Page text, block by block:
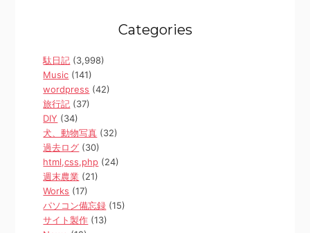
Categories
駄日記 (3,998)
Music (141)
wordpress (42)
旅行記 (37)
DIY (34)
犬、動物写真 (32)
過去ログ (30)
html,css,php (24)
週末農業 (21)
Works (17)
パソコン備忘録 (15)
サイト製作 (13)